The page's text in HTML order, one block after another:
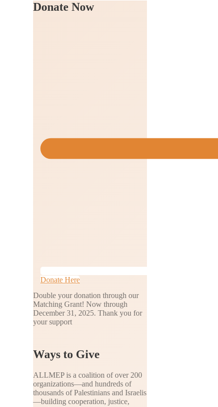
Donate Now
Donate Here
Double your donation through our
Matching Grant! Now through
December 31, 2025. Thank you for
your support
Ways to Give
ALLMEP is a coalition of over 200
organizations—and hundreds of
thousands of Palestinians and Israelis
—building cooperation, justice,